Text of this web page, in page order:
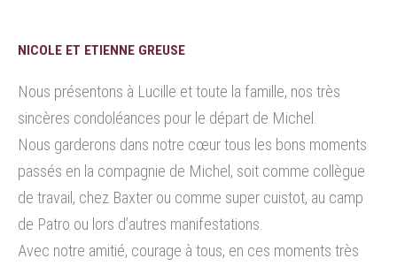
NICOLE ET ETIENNE GREUSE
Nous présentons à Lucille et toute la famille, nos très
sincères condoléances pour le départ de Michel.
Nous garderons dans notre cœur tous les bons moments
passés en la compagnie de Michel, soit comme collègue
de travail, chez Baxter ou comme super cuistot, au camp
de Patro ou lors d’autres manifestations.
Avec notre amitié, courage à tous, en ces moments très